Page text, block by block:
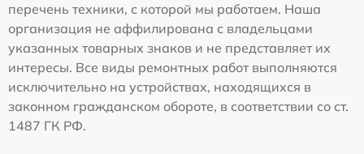
перечень техники, с которой мы работаем. Наша
организация не аффилирована с владельцами
указанных товарных знаков и не представляет их
интересы. Все виды ремонтных работ выполняются
исключительно на устройствах, находящихся в
законном гражданском обороте, в соответствии со ст.
1487 ГК РФ.